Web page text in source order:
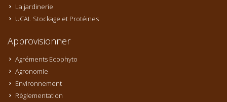
La jardinerie
UCAL Stockage et Protéines
Approvisionner
Agréments Ecophyto
Agronomie
Environnement
Règlementation